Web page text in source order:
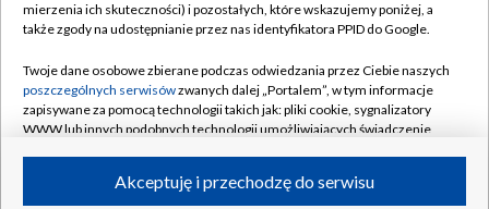
Naziemna Telewizja Cyfrowa
Rada Programowa
System NOS
Informacje o nadawcy
Program dla prasy
Pomoc
Kontakt
Kanały
mierzenia ich skuteczności) i pozostałych, które wskazujemy poniżej, a
także zgody na udostępnianie przez nas identyfikatora PPID do Google.
Twoje dane osobowe zbierane podczas odwiedzania przez Ciebie naszych
poszczególnych serwisówzwanych dalej „Portalem”, w tym informacje
zapisywane za pomocą technologii takich jak: pliki cookie, sygnalizatory
WWW lub innych podobnych technologii umożliwiających świadczenie
ruchu w Internecie.Akceptuję i przechodzę do serwisu